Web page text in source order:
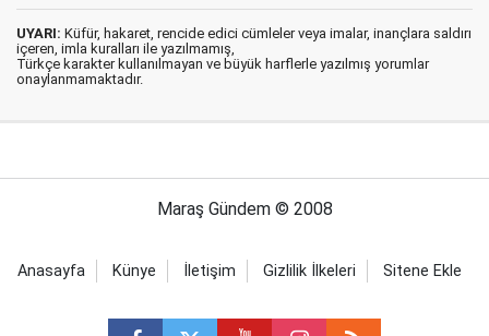
UYARI: Küfür, hakaret, rencide edici cümleler veya imalar, inançlara saldırı
içeren, imla kuralları ile yazılmamış,
Türkçe karakter kullanılmayan ve büyük harflerle yazılmış yorumlar
onaylanmamaktadır.
Maraş Gündem © 2008
Anasayfa Künye İletişim Gizlilik İlkeleri Sitene Ekle